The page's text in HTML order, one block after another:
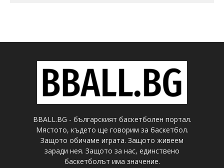
BBALL.BG - българският баскетболен портал.
Мястото, където ще говорим за баскетбол.
Защото обичаме играта. Защото живеем
заради нея. Защото за нас, единствено
баскетболът има значение.